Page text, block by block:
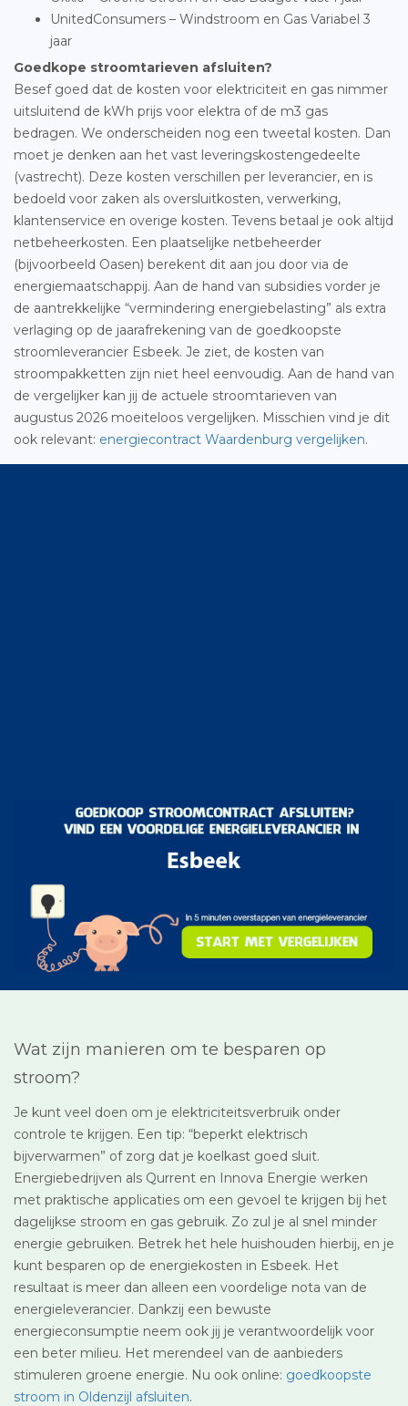
UnitedConsumers – Windstroom en Gas Variabel 3
jaar
Goedkope stroomtarieven afsluiten?
Besef goed dat de kosten voor elektriciteit en gas nimmer
uitsluitend de kWh prijs voor elektra of de m3 gas
bedragen. We onderscheiden nog een tweetal kosten. Dan
moet je denken aan het vast leveringskostengedeelte
(vastrecht). Deze kosten verschillen per leverancier, en is
bedoeld voor zaken als oversluitkosten, verwerking,
klantenservice en overige kosten. Tevens betaal je ook altijd
netbeheerkosten. Een plaatselijke netbeheerder
(bijvoorbeeld Oasen) berekent dit aan jou door via de
energiemaatschappij. Aan de hand van subsidies vorder je
de aantrekkelijke “vermindering energiebelasting” als extra
verlaging op de jaarafrekening van de goedkoopste
stroomleverancier Esbeek. Je ziet, de kosten van
stroompakketten zijn niet heel eenvoudig. Aan de hand van
de vergelijker kan jij de actuele stroomtarieven van
augustus 2026 moeiteloos vergelijken. Misschien vind je dit
ook relevant: energiecontract Waardenburg vergelijken.
Wat zijn manieren om te besparen op
stroom?
Je kunt veel doen om je elektriciteitsverbruik onder
controle te krijgen. Een tip: “beperkt elektrisch
bijverwarmen” of zorg dat je koelkast goed sluit.
Energiebedrijven als Qurrent en Innova Energie werken
met praktische applicaties om een gevoel te krijgen bij het
dagelijkse stroom en gas gebruik. Zo zul je al snel minder
energie gebruiken. Betrek het hele huishouden hierbij, en je
kunt besparen op de energiekosten in Esbeek. Het
resultaat is meer dan alleen een voordelige nota van de
energieleverancier. Dankzij een bewuste
energieconsumptie neem ook jij je verantwoordelijk voor
een beter milieu. Het merendeel van de aanbieders
stimuleren groene energie. Nu ook online: goedkoopste
stroom in Oldenzijl afsluiten.